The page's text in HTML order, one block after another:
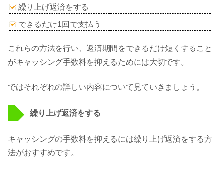
繰り上げ返済をする
できるだけ1回で支払う
これらの方法を行い、返済期間をできるだけ短くすること
がキャッシング手数料を抑えるためには大切です。
ではそれぞれの詳しい内容について見ていきましょう。
繰り上げ返済をする
キャッシングの手数料を抑えるには繰り上げ返済をする方
法がおすすめです。